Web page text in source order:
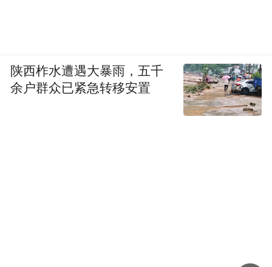
陕西柞水遭遇大暴雨，五千
余户群众已紧急转移安置